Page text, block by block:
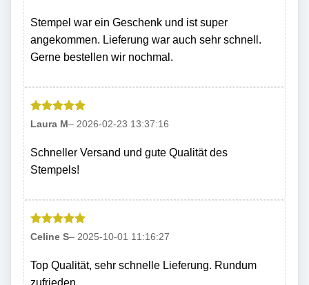
Stempel war ein Geschenk und ist super
angekommen. Lieferung war auch sehr schnell.
Gerne bestellen wir nochmal.
Bewertet
Laura M– 2026-02-23 13:37:16
Schneller Versand und gute Qualität des
Stempels!
Bewertet
Celine S– 2025-10-01 11:16:27
Top Qualität, sehr schnelle Lieferung. Rundum
zufrieden.